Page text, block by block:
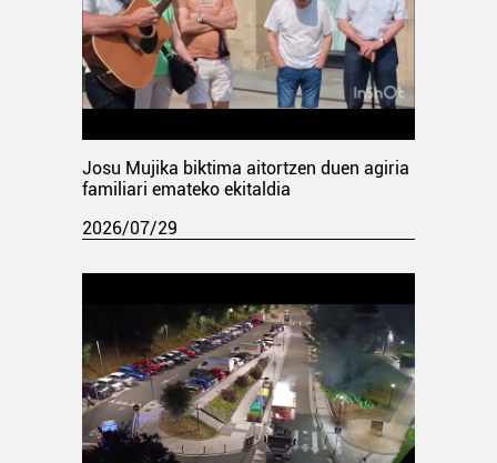
Josu Mujika biktima aitortzen duen agiria
familiari emateko ekitaldia
2026/07/29